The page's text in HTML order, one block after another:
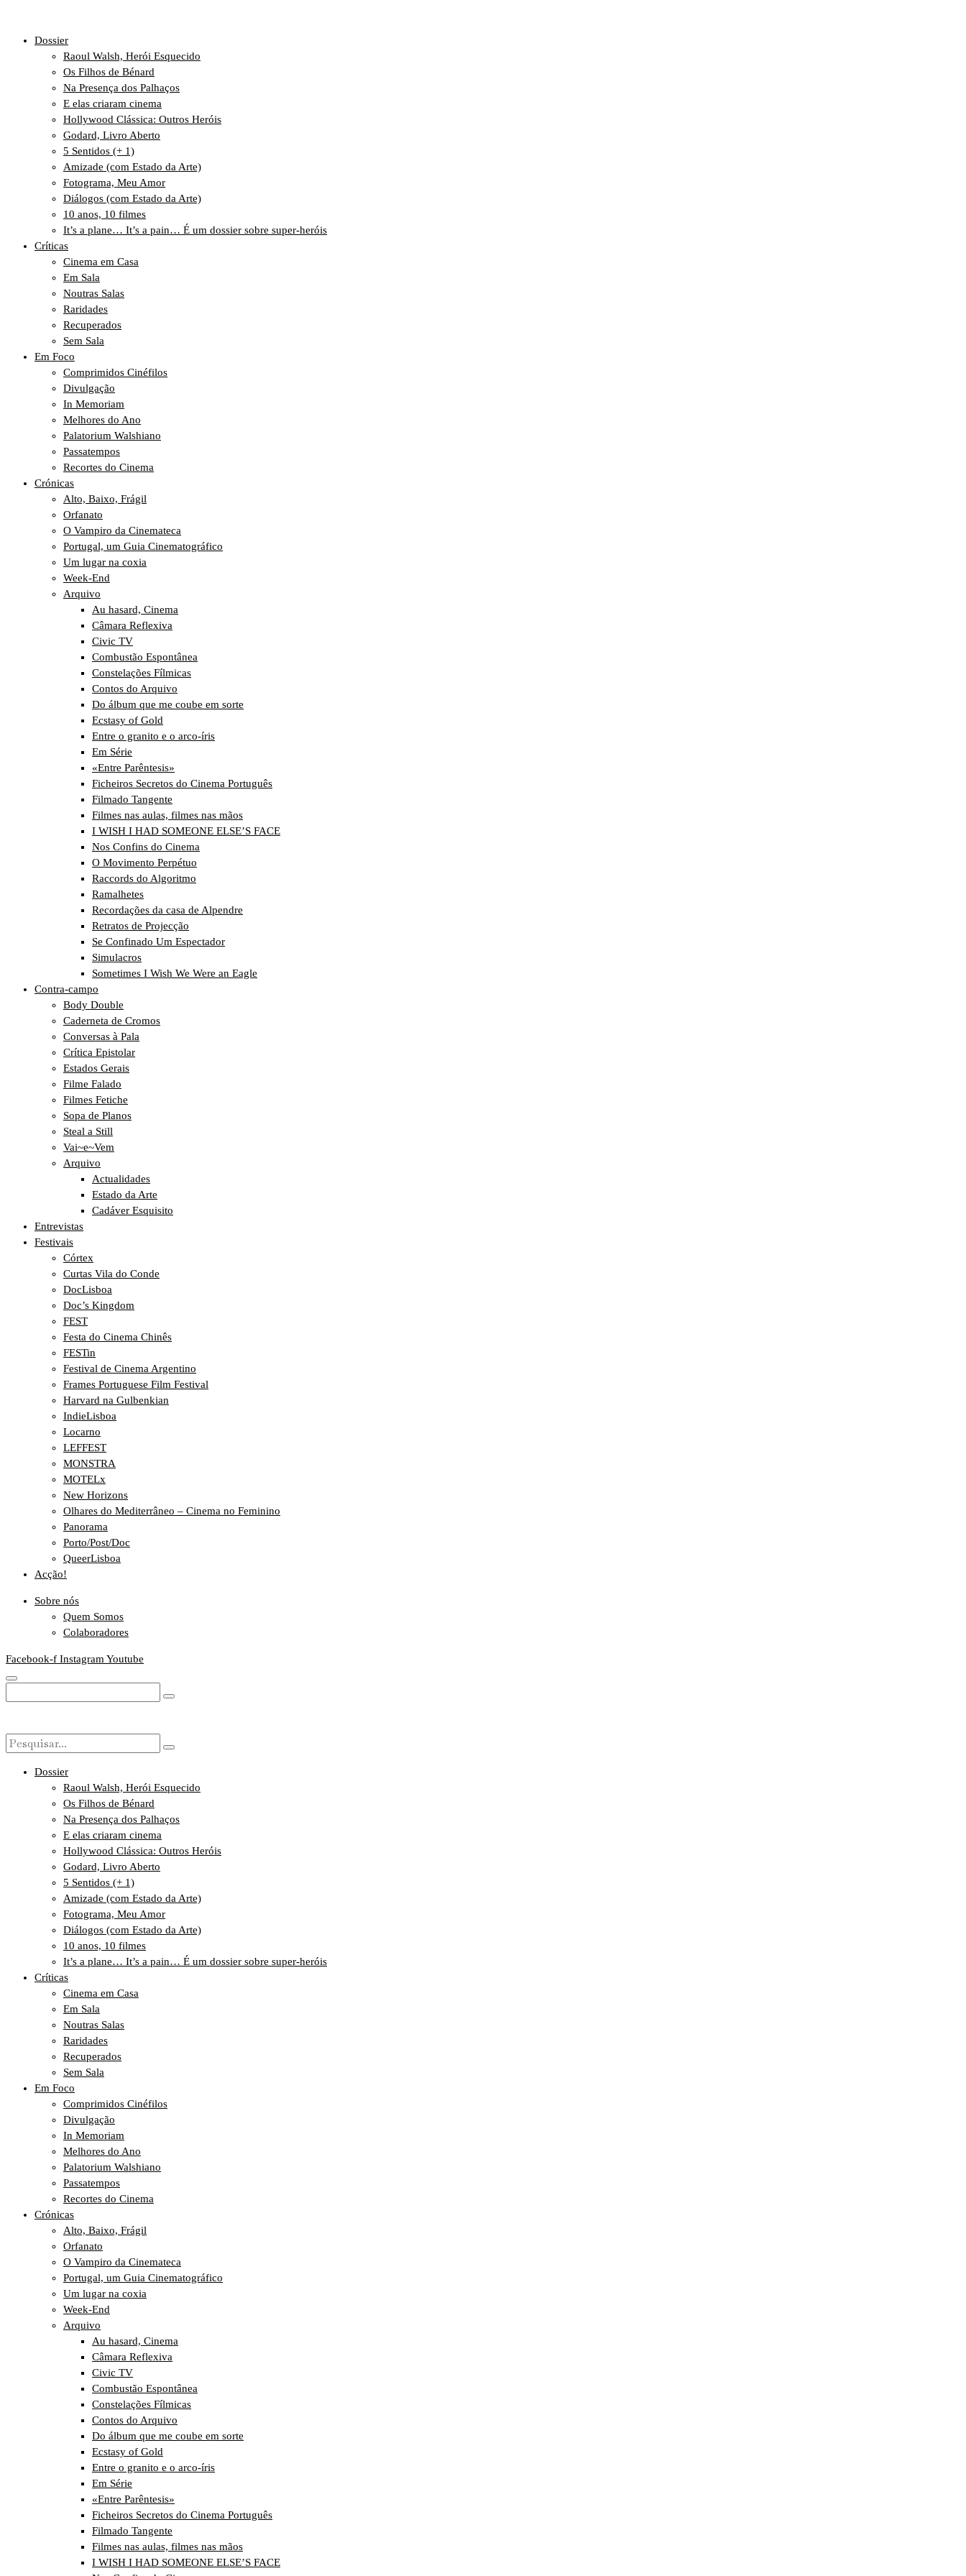
Dossier
Raoul Walsh, Herói Esquecido
Os Filhos de Bénard
Na Presença dos Palhaços
E elas criaram cinema
Hollywood Clássica: Outros Heróis
Godard, Livro Aberto
5 Sentidos (+ 1)
Amizade (com Estado da Arte)
Fotograma, Meu Amor
Diálogos (com Estado da Arte)
10 anos, 10 filmes
It’s a plane… It’s a pain… É um dossier sobre super-heróis
Críticas
Cinema em Casa
Em Sala
Noutras Salas
Raridades
Recuperados
Sem Sala
Em Foco
Comprimidos Cinéfilos
Divulgação
In Memoriam
Melhores do Ano
Palatorium Walshiano
Passatempos
Recortes do Cinema
Crónicas
Alto, Baixo, Frágil
Orfanato
O Vampiro da Cinemateca
Portugal, um Guia Cinematográfico
Um lugar na coxia
Week-End
Arquivo
Au hasard, Cinema
Câmara Reflexiva
Civic TV
Combustão Espontânea
Constelações Fílmicas
Contos do Arquivo
Do álbum que me coube em sorte
Ecstasy of Gold
Entre o granito e o arco-íris
Em Série
«Entre Parêntesis»
Ficheiros Secretos do Cinema Português
Filmado Tangente
Filmes nas aulas, filmes nas mãos
I WISH I HAD SOMEONE ELSE’S FACE
Nos Confins do Cinema
O Movimento Perpétuo
Raccords do Algoritmo
Ramalhetes
Recordações da casa de Alpendre
Retratos de Projecção
Se Confinado Um Espectador
Simulacros
Sometimes I Wish We Were an Eagle
Contra-campo
Body Double
Caderneta de Cromos
Conversas à Pala
Crítica Epistolar
Estados Gerais
Filme Falado
Filmes Fetiche
Sopa de Planos
Steal a Still
Vai~e~Vem
Arquivo
Actualidades
Estado da Arte
Cadáver Esquisito
Entrevistas
Festivais
Córtex
Curtas Vila do Conde
DocLisboa
Doc’s Kingdom
FEST
Festa do Cinema Chinês
FESTin
Festival de Cinema Argentino
Frames Portuguese Film Festival
Harvard na Gulbenkian
IndieLisboa
Locarno
LEFFEST
MONSTRA
MOTELx
New Horizons
Olhares do Mediterrâneo – Cinema no Feminino
Panorama
Porto/Post/Doc
QueerLisboa
Acção!
Sobre nós
Quem Somos
Colaboradores
Facebook-f Instagram Youtube
Dossier
Raoul Walsh, Herói Esquecido
Os Filhos de Bénard
Na Presença dos Palhaços
E elas criaram cinema
Hollywood Clássica: Outros Heróis
Godard, Livro Aberto
5 Sentidos (+ 1)
Amizade (com Estado da Arte)
Fotograma, Meu Amor
Diálogos (com Estado da Arte)
10 anos, 10 filmes
It’s a plane… It’s a pain… É um dossier sobre super-heróis
Críticas
Cinema em Casa
Em Sala
Noutras Salas
Raridades
Recuperados
Sem Sala
Em Foco
Comprimidos Cinéfilos
Divulgação
In Memoriam
Melhores do Ano
Palatorium Walshiano
Passatempos
Recortes do Cinema
Crónicas
Alto, Baixo, Frágil
Orfanato
O Vampiro da Cinemateca
Portugal, um Guia Cinematográfico
Um lugar na coxia
Week-End
Arquivo
Au hasard, Cinema
Câmara Reflexiva
Civic TV
Combustão Espontânea
Constelações Fílmicas
Contos do Arquivo
Do álbum que me coube em sorte
Ecstasy of Gold
Entre o granito e o arco-íris
Em Série
«Entre Parêntesis»
Ficheiros Secretos do Cinema Português
Filmado Tangente
Filmes nas aulas, filmes nas mãos
I WISH I HAD SOMEONE ELSE’S FACE